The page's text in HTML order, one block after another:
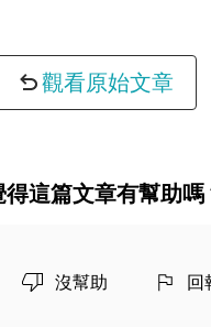
觀看原始文章
這篇文章有幫助嗎
沒幫助 回